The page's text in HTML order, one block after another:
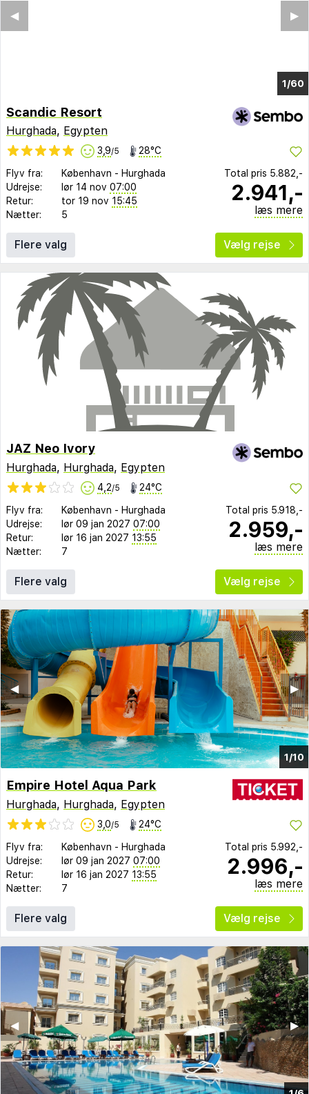
1/56
▶︎
◀︎
Scandic Resort
Hurghada, Egypten
3,9/5 28°C
Flyv fra: København - Hurghada
Udrejse:
lør 14 nov 07:00
Retur:
tor 19 nov 15:45
Nætter:
5
Total pris 5.882,-
2.941,-
læs mere
Flere valg Vælg rejse
JAZ Neo Ivory
Hurghada, Hurghada, Egypten
4,2/5 24°C
Flyv fra: København - Hurghada
Udrejse:
lør 09 jan 2027 07:00
Retur:
lør 16 jan 2027 13:55
Nætter:
7
Total pris 5.918,-
2.959,-
læs mere
Flere valg Vælg rejse
1/10
▶︎
◀︎
Empire Hotel Aqua Park
Hurghada, Hurghada, Egypten
3,0/5 24°C
Flyv fra: København - Hurghada
Udrejse:
lør 09 jan 2027 07:00
Retur:
lør 16 jan 2027 13:55
Nætter:
7
Total pris 5.992,-
2.996,-
læs mere
Flere valg Vælg rejse
▶︎
◀︎